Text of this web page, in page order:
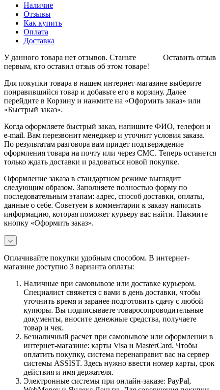
Наличие
Отзывы
Как купить
Оплата
Доставка
Оставить отзыв
У данного товара нет отзывов. Станьте
первым, кто оставил отзыв об этом товаре!
Для покупки товара в нашем интернет-магазине выберите
понравившийся товар и добавьте его в корзину. Далее
перейдите в Корзину и нажмите на «Оформить заказ» или
«Быстрый заказ».
Когда оформляете быстрый заказ, напишите ФИО, телефон и
e-mail. Вам перезвонит менеджер и уточнит условия заказа.
По результатам разговора вам придет подтверждение
оформления товара на почту или через СМС. Теперь останется
только ждать доставки и радоваться новой покупке.
Оформление заказа в стандартном режиме выглядит
следующим образом. Заполняете полностью форму по
последовательным этапам: адрес, способ доставки, оплаты,
данные о себе. Советуем в комментарии к заказу написать
информацию, которая поможет курьеру вас найти. Нажмите
кнопку «Оформить заказ».
Оплачивайте покупки удобным способом. В интернет-
магазине доступно 3 варианта оплаты:
Наличные при самовывозе или доставке курьером.
Специалист свяжется с вами в день доставки, чтобы
уточнить время и заранее подготовить сдачу с любой
купюры. Вы подписываете товаросопроводительные
документы, вносите денежные средства, получаете
товар и чек.
Безналичный расчет при самовывозе или оформлении в
интернет-магазине: карты Visa и MasterCard. Чтобы
оплатить покупку, система перенаправит вас на сервер
системы ASSIST. Здесь нужно ввести номер карты, срок
действия и имя держателя.
Электронные системы при онлайн-заказе: PayPal,